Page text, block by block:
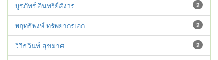
2
บูรภัทร์ อินทรีย์สังวร
2
พฤทธิพงษ์ ทรัพยากรเอก
2
วิวิธวินท์ สุขมาศ